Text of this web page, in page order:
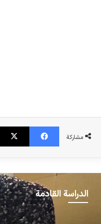
مشاركة
فیس بوک
الدراسة القادمة